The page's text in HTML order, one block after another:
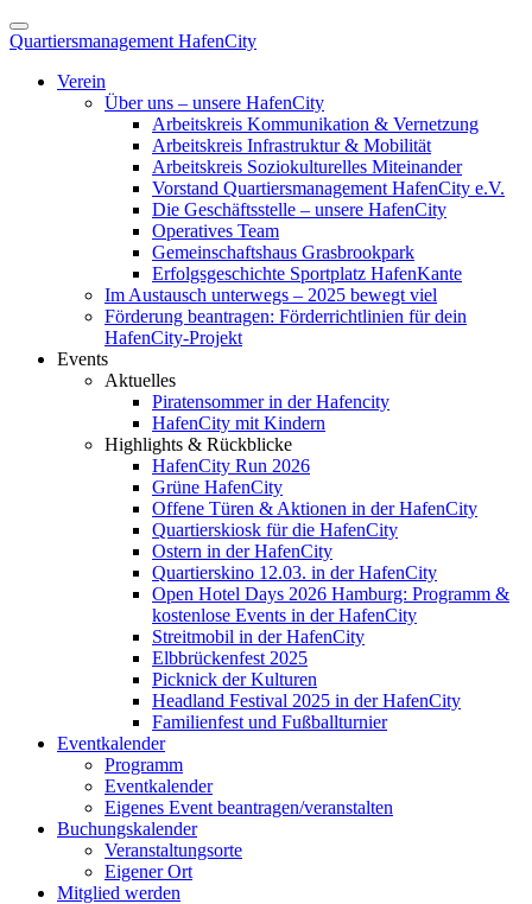
Quartiersmanagement HafenCity
Verein
Über uns – unsere HafenCity
Arbeitskreis Kommunikation & Vernetzung
Arbeitskreis Infrastruktur & Mobilität
Arbeitskreis Soziokulturelles Miteinander
Vorstand Quartiersmanagement HafenCity e.V.
Die Geschäftsstelle – unsere HafenCity
Operatives Team
Gemeinschaftshaus Grasbrookpark
Erfolgsgeschichte Sportplatz HafenKante
Im Austausch unterwegs – 2025 bewegt viel
Förderung beantragen: Förderrichtlinien für dein
HafenCity-Projekt
Events
Aktuelles
Piratensommer in der Hafencity
HafenCity mit Kindern
Highlights & Rückblicke
HafenCity Run 2026
Grüne HafenCity
Offene Türen & Aktionen in der HafenCity
Quartierskiosk für die HafenCity
Ostern in der HafenCity
Quartierskino 12.03. in der HafenCity
Open Hotel Days 2026 Hamburg: Programm &
kostenlose Events in der HafenCity
Streitmobil in der HafenCity
Elbbrückenfest 2025
Picknick der Kulturen
Headland Festival 2025 in der HafenCity
Familienfest und Fußballturnier
Eventkalender
Programm
Eventkalender
Eigenes Event beantragen/veranstalten
Buchungskalender
Veranstaltungsorte
Eigener Ort
Mitglied werden